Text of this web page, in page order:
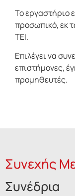
Το εργαστήριο
προσωπικό, εκ
ΤΕΙ.
Επιλέγει να
επιστήμονες,
προμηθευτές.
Συνεχής
Συνέδρια